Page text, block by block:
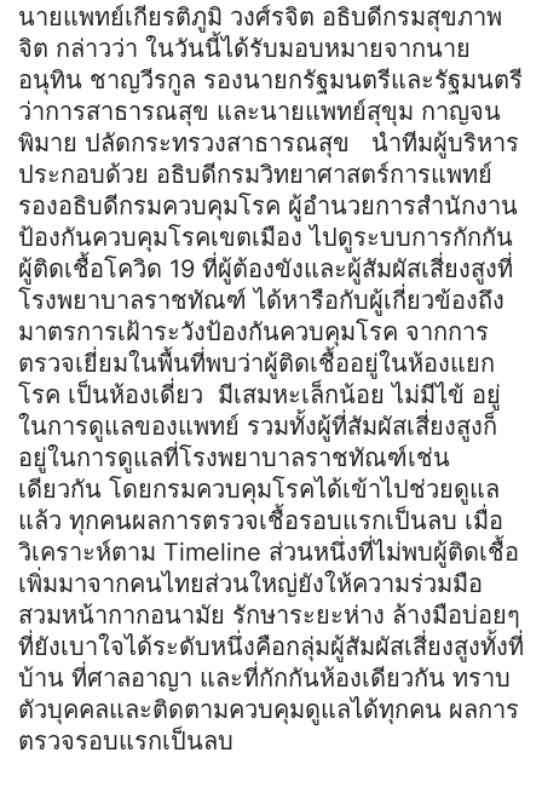
นายแพทย์เกียรติภูมิ วงศ์รจิต อธิบดีกรมสุขภาพ
จิต กล่าวว่า ในวันนี้ได้รับมอบหมายจากนาย
อนุทิน ชาญวีรกูล รองนายกรัฐมนตรีและรัฐมนตรี
ว่าการสาธารณสุข และนายแพทย์สุขุม กาญจน
พิมาย ปลัดกระทรวงสาธารณสุข นำทีมผู้บริหาร
ประกอบด้วย อธิบดีกรมวิทยาศาสตร์การแพทย์
รองอธิบดีกรมควบคุมโรค ผู้อำนวยการสำนักงาน
ป้องกันควบคุมโรคเขตเมือง ไปดูระบบการกักกัน
ผู้ติดเชื้อโควิด 19 ที่ผู้ต้องขังและผู้สัมผัสเสี่ยงสูงที่
โรงพยาบาลราชทัณฑ์ ได้หารือกับผู้เกี่ยวข้องถึง
มาตรการเฝ้าระวังป้องกันควบคุมโรค จากการ
ตรวจเยี่ยมในพื้นที่พบว่าผู้ติดเชื้ออยู่ในห้องแยก
โรค เป็นห้องเดี่ยว มีเสมหะเล็กน้อย ไม่มีไข้ อยู่
ในการดูแลของแพทย์ รวมทั้งผู้ที่สัมผัสเสี่ยงสูงก็
อยู่ในการดูแลที่โรงพยาบาลราชทัณฑ์เช่น
เดียวกัน โดยกรมควบคุมโรคได้เข้าไปช่วยดูแล
แล้ว ทุกคนผลการตรวจเชื้อรอบแรกเป็นลบ เมื่อ
วิเคราะห์ตาม Timeline ส่วนหนึ่งที่ไม่พบผู้ติดเชื้อ
เพิ่มมาจากคนไทยส่วนใหญ่ยังให้ความร่วมมือ
สวมหน้ากากอนามัย รักษาระยะห่าง ล้างมือบ่อยๆ
ที่ยังเบาใจได้ระดับหนึ่งคือกลุ่มผู้สัมผัสเสี่ยงสูงทั้งที่
บ้าน ที่ศาลอาญา และที่กักกันห้องเดียวกัน ทราบ
ตัวบุคคลและติดตามควบคุมดูแลได้ทุกคน ผลการ
ตรวจรอบแรกเป็นลบ